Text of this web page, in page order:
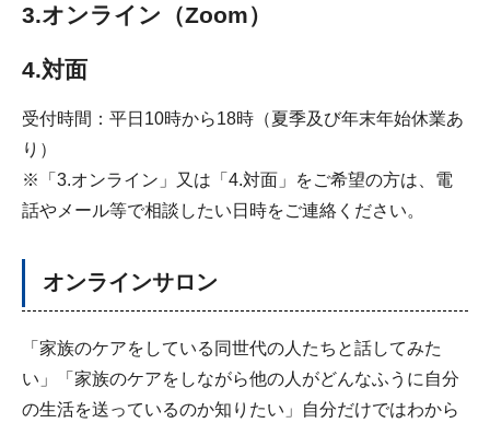
3.オンライン（Zoom）
4.対面
受付時間：平日10時から18時（夏季及び年末年始休業あ
り）
※「3.オンライン」又は「4.対面」をご希望の方は、電
話やメール等で相談したい日時をご連絡ください。
オンラインサロン
「家族のケアをしている同世代の人たちと話してみた
い」「家族のケアをしながら他の人がどんなふうに自分
の生活を送っているのか知りたい」自分だけではわから